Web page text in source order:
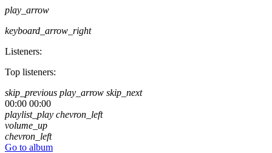
play_arrow
keyboard_arrow_right
Listeners:
Top listeners:
skip_previous play_arrow skip_next
00:00 00:00
playlist_play chevron_left
volume_up
chevron_left
Go to album